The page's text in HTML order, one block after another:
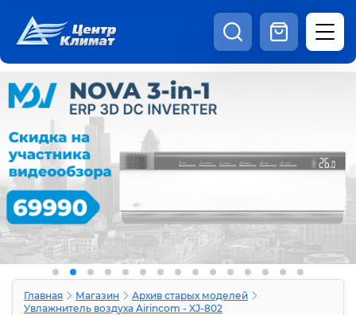
Каталог
Статьи
Наши работы Отзывы
Доставка и оплата Оферта
Контакты
8:00 - 20:00 Шоурум
Главная Магазин
Архив старых моделей
Увлажнитель воздуха Airincom - XJ-802